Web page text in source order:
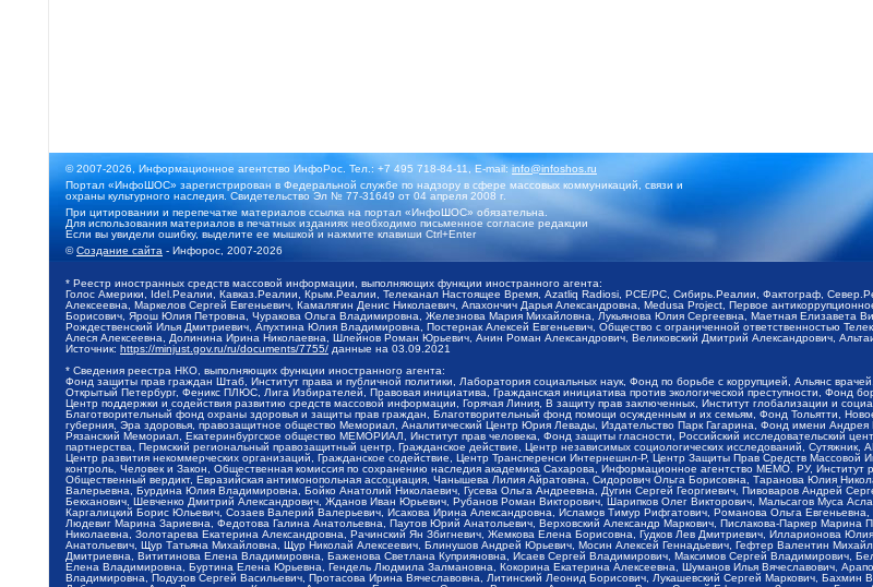
© 2007-2026, Информационное агентство ИнфоРос. Тел.: +7 495 718-84-11, E-mail:info@infoshos.ru
Портал «ИнфоШОС» зарегистрирован в Федеральной службе по надзору в сфере массовых коммуникаций, связи и
охраны культурного наследия. Свидетельство Эл № 77-31649 от 04 апреля 2008 г.
При цитировании и перепечатке материалов ссылка на портал «ИнфоШОС» обязательна.
Для использования материалов в печатных изданиях необходимо письменное согласие редакции
Если вы увидели ошибку, выделите ее мышкой и нажмите клавиши Ctrl+Enter
©Создание сайта - Инфорос, 2007-2026
* Реестр иностранных средств массовой информации, выполняющих функции иностранного агента:
Голос Америки, Idel.Реалии, Кавказ.Реалии, Крым.Реалии, Телеканал Настоящее Время, Azatliq Radiosi, PCE/PC, Сибирь.Реалии, Фактограф,
Алексеевна, Маркелов Сергей Евгеньевич, Камалягин Денис Николаевич, Апахончич Дарья Александровна, Medusa Project, Первое
Борисович, Ярош Юлия Петровна, Чуракова Ольга Владимировна, Железнова Мария Михайловна, Лукьянова Юлия Сергеевна, Маетная Елизавета
Рождественский Илья Дмитриевич, Апухтина Юлия Владимировна, Постернак Алексей Евгеньевич, Общество с ограниченной ответственностью
Алеся Алексеевна, Долинина Ирина Николаевна, Шлейнов Роман Юрьевич, Анин Роман Александрович, Великовский Дмитрий Александрович,
Источник: https://minjust.gov.ru/ru/documents/7755/ данные на 03.09.2021
* Сведения реестра НКО, выполняющих функции иностранного агента:
Фонд защиты прав граждан Штаб, Институт права и публичной политики, Лаборатория социальных наук, Фонд по борьбе с коррупцией, Альянс
Открытый Петербург, Феникс ПЛЮС, Лига Избирателей, Правовая инициатива, Гражданская инициатива против экологической преступности, Фонд
Центр поддержки и содействия развитию средств массовой информации, Горячая Линия, В защиту прав заключенных, Институт глобализации и
Благотворительный фонд охраны здоровья и защиты прав граждан, Благотворительный фонд помощи осужденным и их семьям, Фонд Тольятти,
губерния, Эра здоровья, правозащитное общество Мемориал, Аналитический Центр Юрия Левады, Издательство Парк Гагарина, Фонд имени
Рязанский Мемориал, Екатеринбургское общество МЕМОРИАЛ, Институт прав человека, Фонд защиты гласности, Российский исследовательский
партнерства, Пермский региональный правозащитный центр, Гражданское действие, Центр независимых социологических исследований,
Центр развития некоммерческих организаций, Гражданское содействие, Центр Трансперенси Интернешнл-Р, Центр Защиты Прав Средств
контроль, Человек и Закон, Общественная комиссия по сохранению наследия академика Сахарова, Информационное агентство МЕМО. РУ,
Общественный вердикт, Евразийская антимонопольная ассоциация, Чанышева Лилия Айратовна, Сидорович Ольга Борисовна, Таранова Юлия
Валерьевна, Бурдина Юлия Владимировна, Бойко Анатолий Николаевич, Гусева Ольга Андреевна, Дугин Сергей Георгиевич, Пивоваров Андрей
Бекханович, Шевченко Дмитрий Александрович, Жданов Иван Юрьевич, Рубанов Роман Викторович, Шарипков Олег Викторович, Мальсагов Муса
Каргалицкий Борис Юльевич, Созаев Валерий Валерьевич, Исакова Ирина Александровна, Исламов Тимур Рифгатович, Романова Ольга
Людевиг Марина Зариевна, Федотова Галина Анатольевна, Паутов Юрий Анатольевич, Верховский Александр Маркович, Пислакова-Паркер Марина
Николаевна, Золотарева Екатерина Александровна, Рачинский Ян Збигневич, Жемкова Елена Борисовна, Гудков Лев Дмитриевич, Илларионова
Анатольевич, Щур Татьяна Михайловна, Щур Николай Алексеевич, Блинушов Андрей Юрьевич, Мосин Алексей Геннадьевич, Гефтер Валентин
Дмитриевна, Вититинова Елена Владимировна, Баженова Светлана Куприяновна, Исаев Сергей Владимирович, Максимов Сергей Владимирович,
Елена Владимировна, Буртина Елена Юрьевна, Гендель Людмила Залмановна, Кокорина Екатерина Алексеевна, Шуманов Илья Вячеславович,
Владимировна, Подузов Сергей Васильевич, Протасова Ирина Вячеславовна, Литинский Леонид Борисович, Лукашевский Сергей Маркович,